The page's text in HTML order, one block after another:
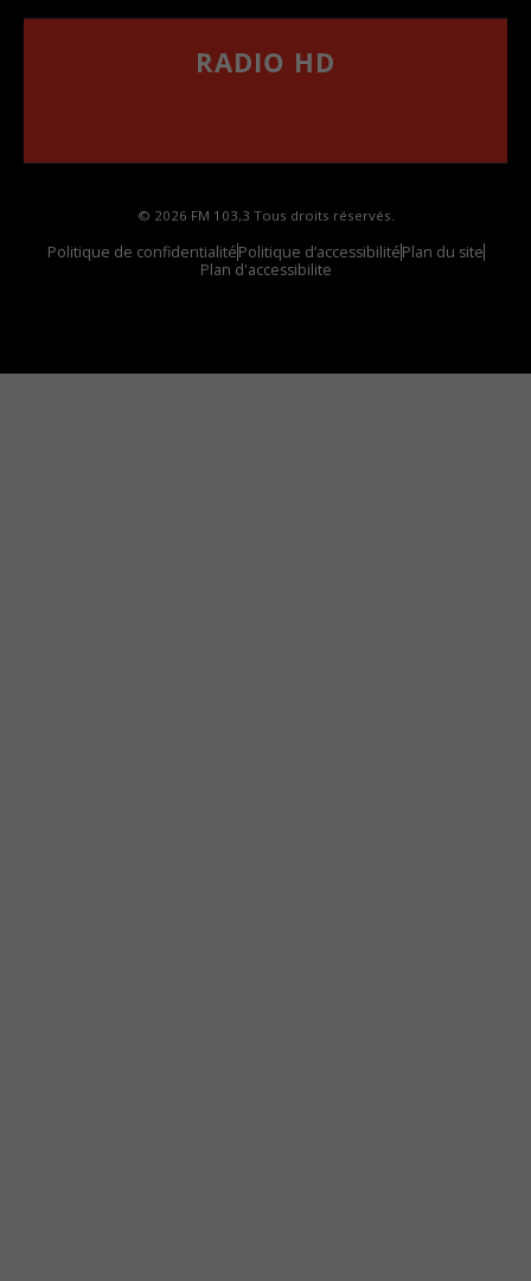
RADIO HD
© 2026 FM 103,3 Tous droits réservés.
Politique de confidentialitéPolitique d’accessibilitéPlan du site
Plan d'accessibilite